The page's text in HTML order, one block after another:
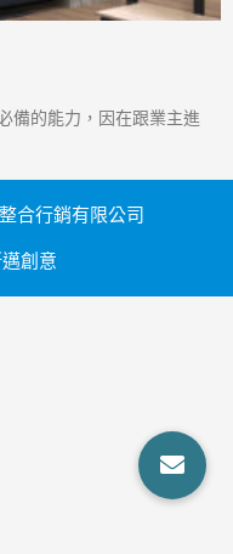
備的能力，因在跟業主進
合行銷有限公司
創意